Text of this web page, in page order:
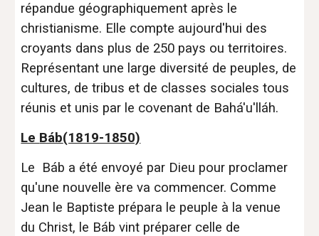
répandue géographiquement après le
christianisme. Elle compte aujourd'hui des
croyants dans plus de 250 pays ou territoires.
Représentant une large diversité de peuples, de
cultures, de tribus et de classes sociales tous
réunis et unis par le covenant de Bahá'u'lláh.
Le Báb(1819-1850)
Le Báb a été envoyé par Dieu pour proclamer
qu'une nouvelle ère va commencer. Comme
Jean le Baptiste prépara le peuple à la venue
du Christ, le Báb vint préparer celle de